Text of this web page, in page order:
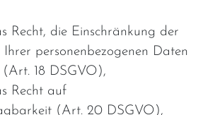
Recht, die Einschränkung der
personenbezogenen Daten
18 DSGVO),
Recht auf
(Art. 20 DSGVO),